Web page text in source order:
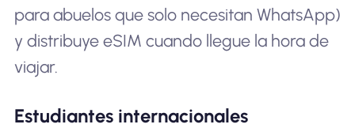
para abuelos que solo necesitan WhatsApp)
y distribuye eSIM cuando llegue la hora de
viajar.
Estudiantes internacionales